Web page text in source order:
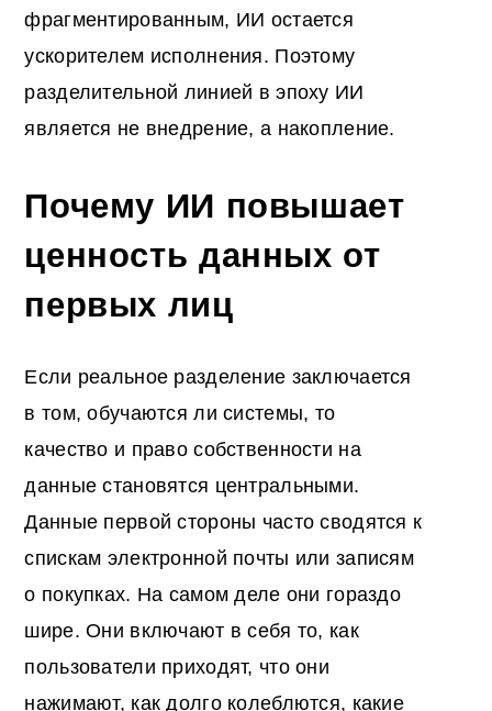
фрагментированным, ИИ остается
ускорителем исполнения. Поэтому
разделительной линией в эпоху ИИ
является не внедрение, а накопление.
Почему ИИ повышает
ценность данных от
первых лиц
Если реальное разделение заключается
в том, обучаются ли системы, то
качество и право собственности на
данные становятся центральными.
Данные первой стороны часто сводятся к
спискам электронной почты или записям
о покупках. На самом деле они гораздо
шире. Они включают в себя то, как
пользователи приходят, что они
нажимают, как долго колеблются, какие